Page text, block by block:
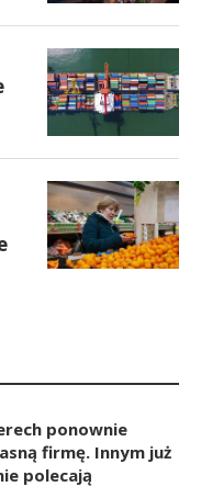
ponownie
firmę. Innym już
polecają